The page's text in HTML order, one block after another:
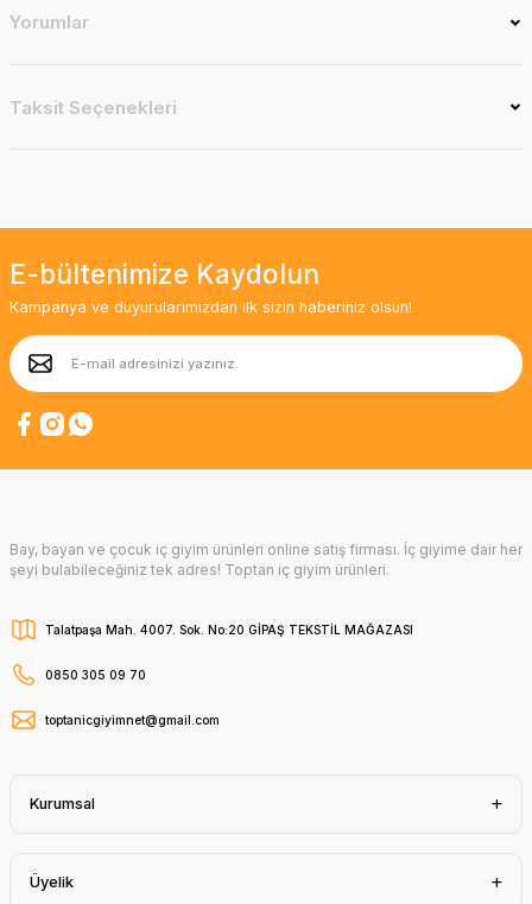
Yorumlar
Taksit Seçenekleri
E-bültenimize Kaydolun
Kampanya ve duyurularımızdan ilk sizin haberiniz olsun!
Bay, bayan ve çocuk iç giyim ürünleri online satış firması. İç giyime dair her
şeyi bulabileceğiniz tek adres! Toptan iç giyim ürünleri.
Talatpaşa Mah. 4007. Sok. No:20 GİPAŞ TEKSTİL MAĞAZASI
0850 305 09 70
toptanicgiyimnet@gmail.com
Kurumsal
Üyelik